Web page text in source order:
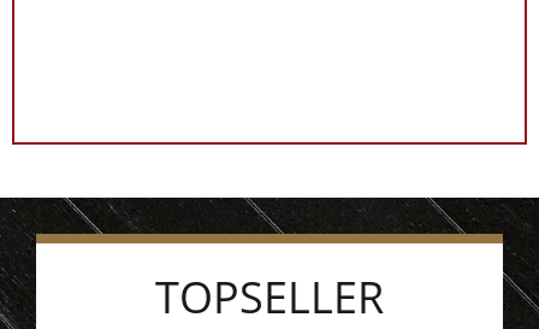
TOPSELLER